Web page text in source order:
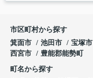
市区町村から探す
箕面市
池田市 宝塚市
西宮市
豊能郡能勢町
町名から探す